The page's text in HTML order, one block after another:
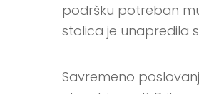
podršku potreban
stolica je unapredila
Savremeno